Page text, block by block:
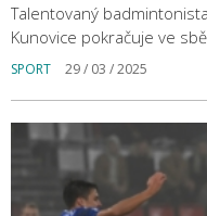
Talentovaný
Kunovice pokračuje ve
SPORT 29 / 03 / 2025